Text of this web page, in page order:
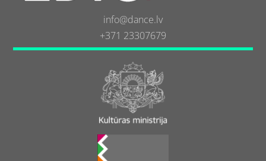
info@dance.lv
+371 23307679